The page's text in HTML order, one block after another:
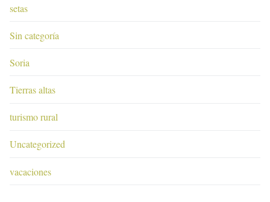
setas
Sin categoría
Soria
Tierras altas
turismo rural
Uncategorized
vacaciones